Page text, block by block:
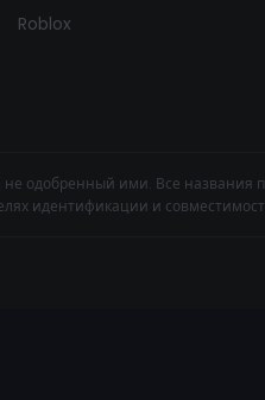
Roblox
одобренный ими. Все названия
идентификации и